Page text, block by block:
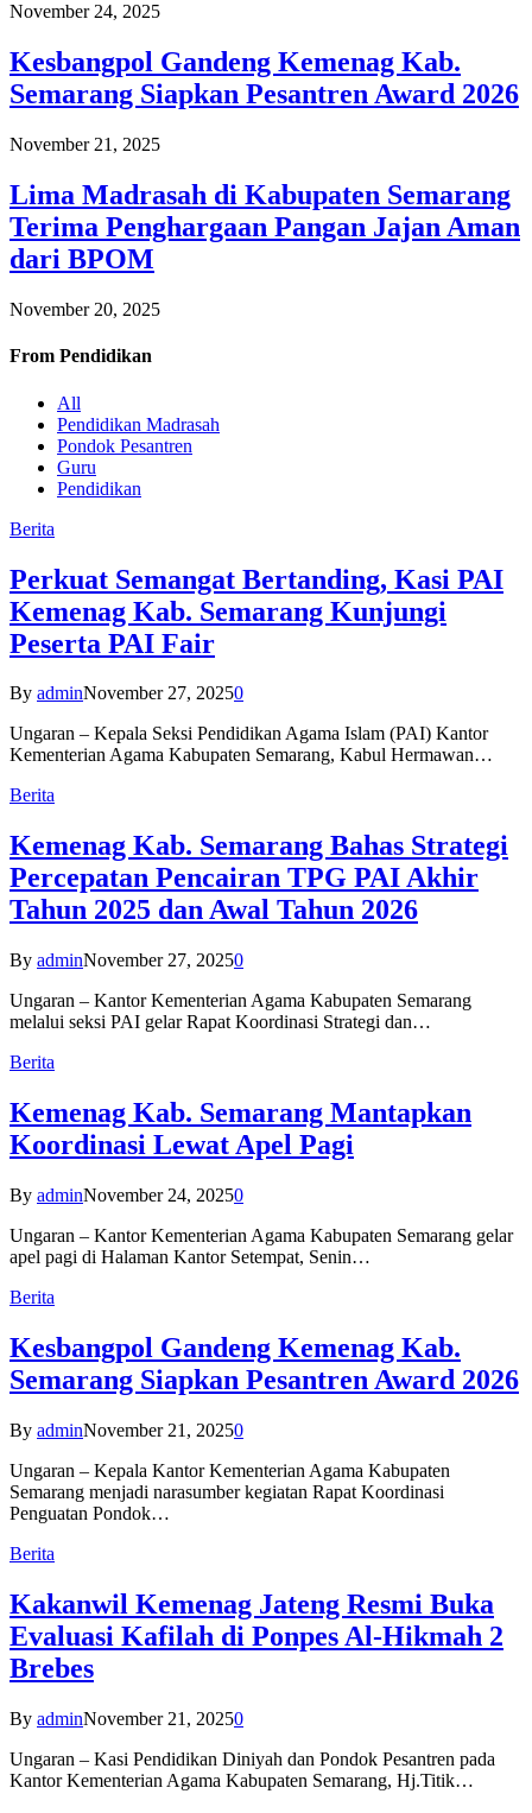
November 24, 2025
Kesbangpol Gandeng Kemenag Kab.
Semarang Siapkan Pesantren Award 2026
November 21, 2025
Lima Madrasah di Kabupaten Semarang
Terima Penghargaan Pangan Jajan Aman
dari BPOM
November 20, 2025
From Pendidikan
All
Pendidikan Madrasah
Pondok Pesantren
Guru
Pendidikan
Berita
Perkuat Semangat Bertanding, Kasi PAI
Kemenag Kab. Semarang Kunjungi
Peserta PAI Fair
By adminNovember 27, 20250
Ungaran – Kepala Seksi Pendidikan Agama Islam (PAI) Kantor
Kementerian Agama Kabupaten Semarang, Kabul Hermawan…
Berita
Kemenag Kab. Semarang Bahas Strategi
Percepatan Pencairan TPG PAI Akhir
Tahun 2025 dan Awal Tahun 2026
By adminNovember 27, 20250
Ungaran – Kantor Kementerian Agama Kabupaten Semarang
melalui seksi PAI gelar Rapat Koordinasi Strategi dan…
Berita
Kemenag Kab. Semarang Mantapkan
Koordinasi Lewat Apel Pagi
By adminNovember 24, 20250
Ungaran – Kantor Kementerian Agama Kabupaten Semarang gelar
apel pagi di Halaman Kantor Setempat, Senin…
Berita
Kesbangpol Gandeng Kemenag Kab.
Semarang Siapkan Pesantren Award 2026
By adminNovember 21, 20250
Ungaran – Kepala Kantor Kementerian Agama Kabupaten
Semarang menjadi narasumber kegiatan Rapat Koordinasi
Penguatan Pondok…
Berita
Kakanwil Kemenag Jateng Resmi Buka
Evaluasi Kafilah di Ponpes Al-Hikmah 2
Brebes
By adminNovember 21, 20250
Ungaran – Kasi Pendidikan Diniyah dan Pondok Pesantren pada
Kantor Kementerian Agama Kabupaten Semarang, Hj.Titik…